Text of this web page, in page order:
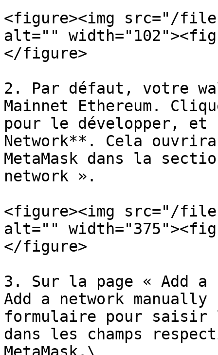
<figure><img src="/files/
alt=""
</figure>
2. Par défaut, votre
Mainnet Ethereum.
pour le développer, et
Network**. Cela
MetaMask dans la
network ».
<figure><img src="/files/
alt=""
</figure>
3. Sur la page « Add
Add a network
formulaire pour saisir
dans les champs